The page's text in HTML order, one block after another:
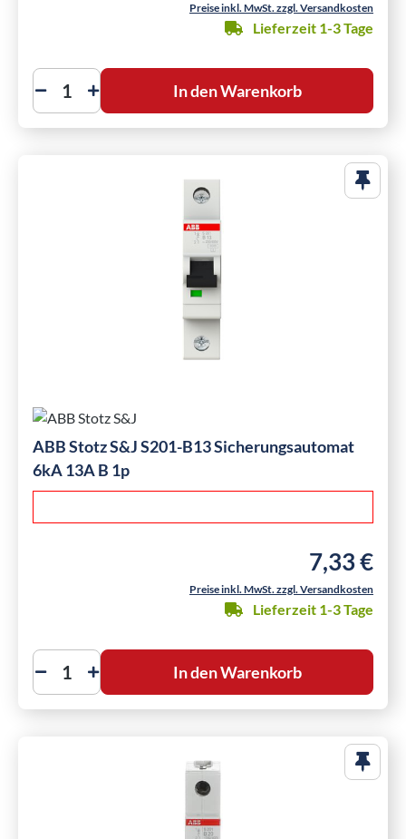
Preise inkl. MwSt. zzgl. Versandkosten
Lieferzeit 1-3 Tage
In den Warenkorb
ABB Stotz S&J S201-B13 Sicherungsautomat
6kA 13A B 1p
Regulärer
7,33 €
Preise inkl. MwSt. zzgl. Versandkosten
Lieferzeit 1-3 Tage
In den Warenkorb